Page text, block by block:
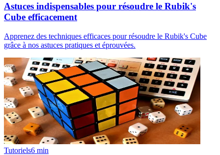
Astuces indispensables pour résoudre le Rubik's
Cube efficacement
Apprenez des techniques efficaces pour résoudre le Rubik's Cube
grâce à nos astuces pratiques et éprouvées.
Tutoriels6 min